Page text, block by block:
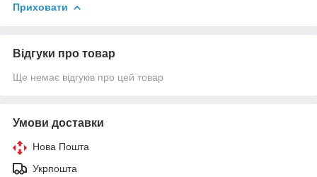
Приховати
Відгуки про товар
Ще немає відгуків про цей товар
Умови доставки
Нова Пошта
Укрпошта